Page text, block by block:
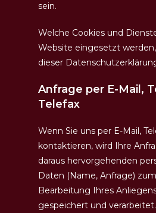
sein.
Welche Cookies und
Website eingesetzt
dieser
Anfrage per E-Mail,
Telefax
Wenn Sie uns per E-Mail,
kontaktieren, wird Ihre
daraus hervorgehenden
Daten (Name, Anfrage)
Bearbeitung Ihres
gespeichert und